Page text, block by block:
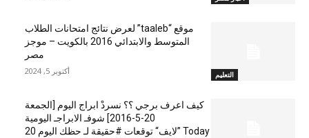
التعليم
موقع “taaleb” لعرض نتائج امتحانات الطلاب
المتوسط والابتدائي 2016 بالكويت – موجز
مصر
أكتوبر 5, 2024
كيف اعرف برجي ؟؟ نسردْ ابراج اليوم [الجمعة
20-5-2016] شوفـ الابراجـ اليومية
Today ”لايف“ توقعات #حقيقة لـ حظك اليوم 20